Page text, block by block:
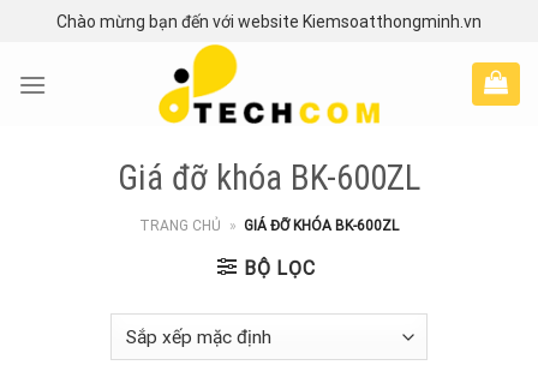
content
Chào mừng bạn đến với website Kiemsoatthongminh.vn
Giá đỡ khóa BK-600ZL
TRANG CHỦ » GIÁ ĐỠ KHÓA BK-600ZL
BỘ LỌC